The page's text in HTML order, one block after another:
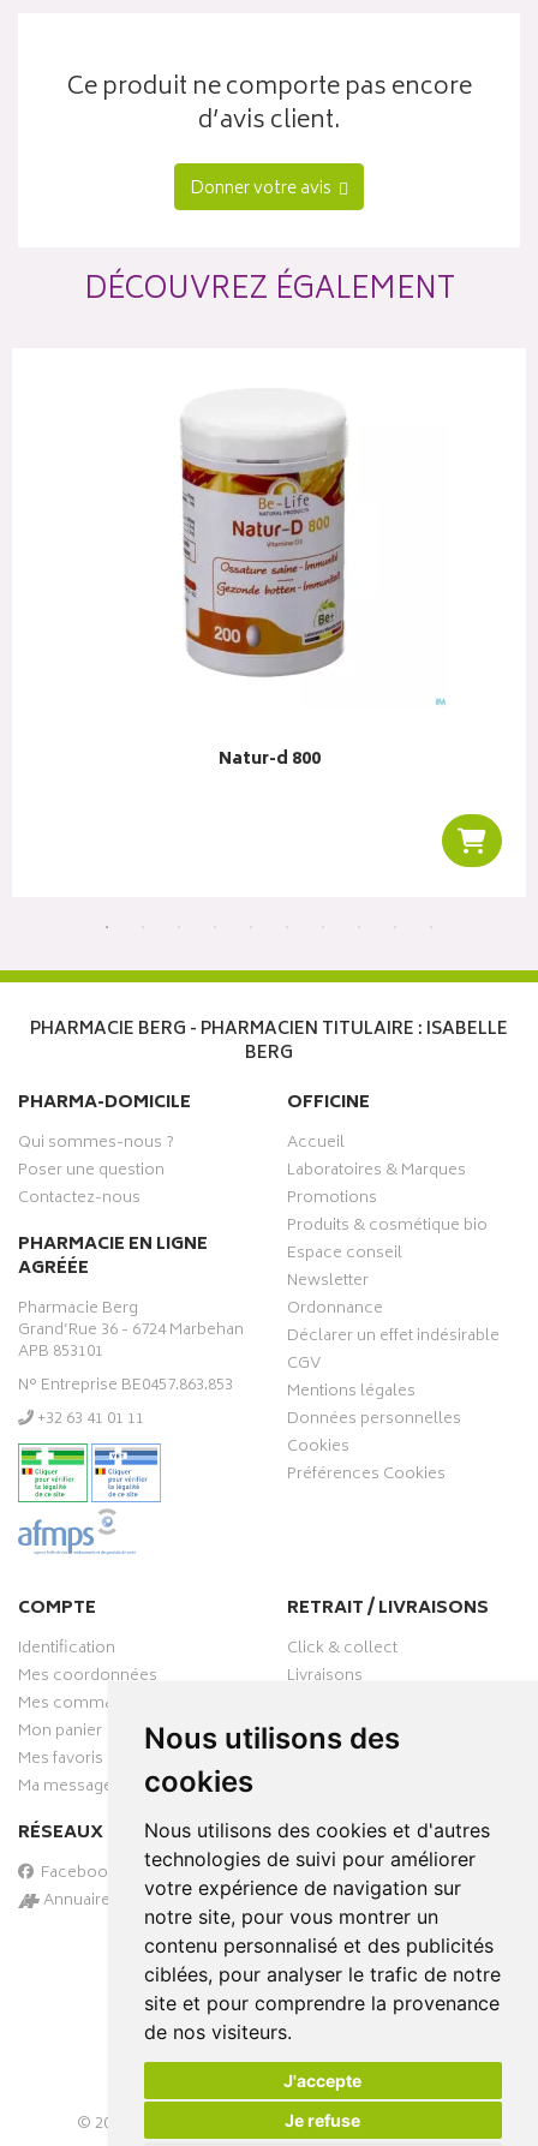
Nous utilisons des
cookies
Nous utilisons des cookies et d'autres
technologies de suivi pour améliorer
votre expérience de navigation sur
notre site, pour vous montrer un
contenu personnalisé et des publicités
ciblées, pour analyser le trafic de notre
site et pour comprendre la provenance
de nos visiteurs.
J'accepte
Je refuse
Ce produit ne comporte pas encore
d’avis client.
Donner votre avis
DÉCOUVREZ ÉGALEMENT
Natur-d 800
PHARMACIE BERG - PHARMACIEN TITULAIRE : ISABELLE
BERG
PHARMA-DOMICILE
Qui sommes-nous ?
Poser une question
Contactez-nous
PHARMACIE EN LIGNE
AGRÉÉE
Pharmacie Berg
Grand’Rue 36 - 6724 Marbehan
APB 853101
N° Entreprise BE0457.863.853
‭+32 63 41 01 11‬
OFFICINE
Accueil
Laboratoires & Marques
Promotions
Produits & cosmétique bio
Espace conseil
Newsletter
Ordonnance
Déclarer un effet indésirable
CGV
Mentions légales
Données personnelles
Cookies
Préférences Cookies
COMPTE
Identification
Mes coordonnées
Mes commandes
Mon panier
Mes favoris
Ma messagerie
RÉSEAUX SOCIAUX
Facebook
Annuaire des pharmacies
RETRAIT / LIVRAISONS
Click & collect
Livraisons
PAIEMENT SÉCURISÉ
© 2026 – Tous droits réservés –